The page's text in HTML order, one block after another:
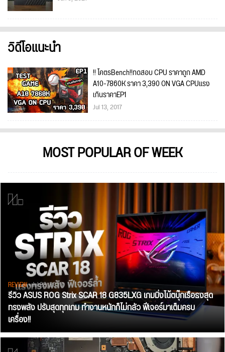
วิดีโอแนะนำ
!! โคตรBench!!ทดสอบ CPU ราคาถูก AMD
A10-7860K ราคา 3,390 ON VGA CPUแรง
เกินราคาEP1
Jul 13, 2017
MOST POPULAR OF WEEK
REVIEW• Jul 28, 2026
รีวิว ASUS ROG Strix SCAR 18 G835LXG เกมมิ่งโน้ตบุ๊กเรือธงสุด
ทรงพลัง ปรับสุดทุกเกม ทำงานหนักก็ไม่กลัว ฟีเจอร์มาเต็มครบ
เครื่อง!!